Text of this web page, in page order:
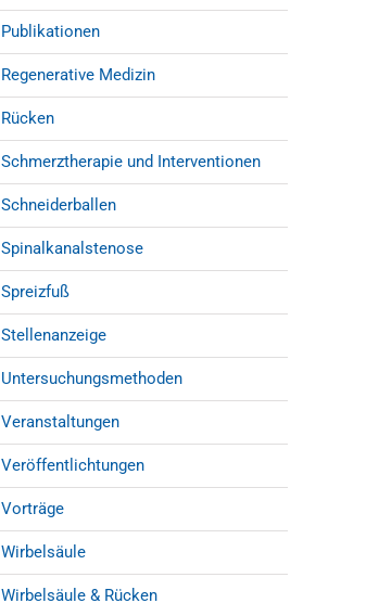
Publikationen
Regenerative Medizin
Rücken
Schmerztherapie und Interventionen
Schneiderballen
Spinalkanalstenose
Spreizfuß
Stellenanzeige
Untersuchungsmethoden
Veranstaltungen
Veröffentlichtungen
Vorträge
Wirbelsäule
Wirbelsäule & Rücken